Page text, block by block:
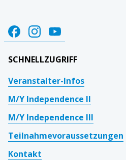
SCHNELLZUGRIFF
Veranstalter-Infos
M/Y Independence II
M/Y Independence III
Teilnahmevoraussetzungen
Kontakt